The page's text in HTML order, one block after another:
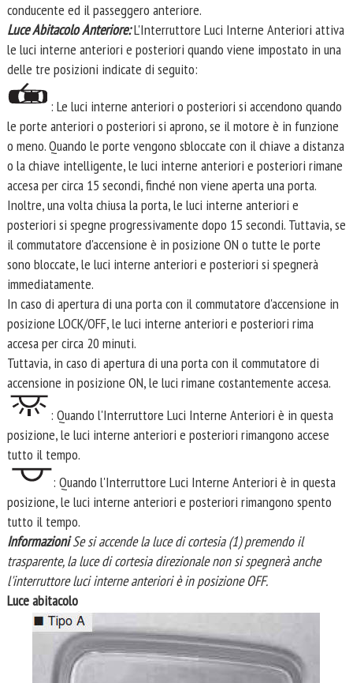
conducente ed il passeggero anteriore.
Luce Abitacolo Anteriore:L'Interruttore Luci Interne Anteriori attiva
le luci interne anteriori e posteriori quando viene impostato in una
delle tre posizioni indicate di seguito:
: Le luci interne anteriori o posteriori si accendono quando
le porte anteriori o posteriori si aprono, se il motore è in funzione
o meno. Quando le porte vengono sbloccate con il chiave a distanza
o la chiave intelligente, le luci interne anteriori e posteriori rimane
accesa per circa 15 secondi, finché non viene aperta una porta.
Inoltre, una volta chiusa la porta, le luci interne anteriori e
posteriori si spegne progressivamente dopo 15 secondi. Tuttavia, se
il commutatore d'accensione è in posizione ON o tutte le porte
sono bloccate, le luci interne anteriori e posteriori si spegnerà
immediatamente.
In caso di apertura di una porta con il commutatore d'accensione in
posizione LOCK/OFF, le luci interne anteriori e posteriori rima
accesa per circa 20 minuti.
Tuttavia, in caso di apertura di una porta con il commutatore di
accensione in posizione ON, le luci rimane costantemente accesa.
: Quando l'Interruttore Luci Interne Anteriori è in questa
posizione, le luci interne anteriori e posteriori rimangono accese
tutto il tempo.
: Quando l'Interruttore Luci Interne Anteriori è in questa
posizione, le luci interne anteriori e posteriori rimangono spento
tutto il tempo.
InformazioniSe si accende la luce di cortesia (1) premendo il
trasparente, la luce di cortesia direzionale non si spegnerà anche
l'interruttore luci interne anteriori è in posizione OFF.
Luce abitacolo